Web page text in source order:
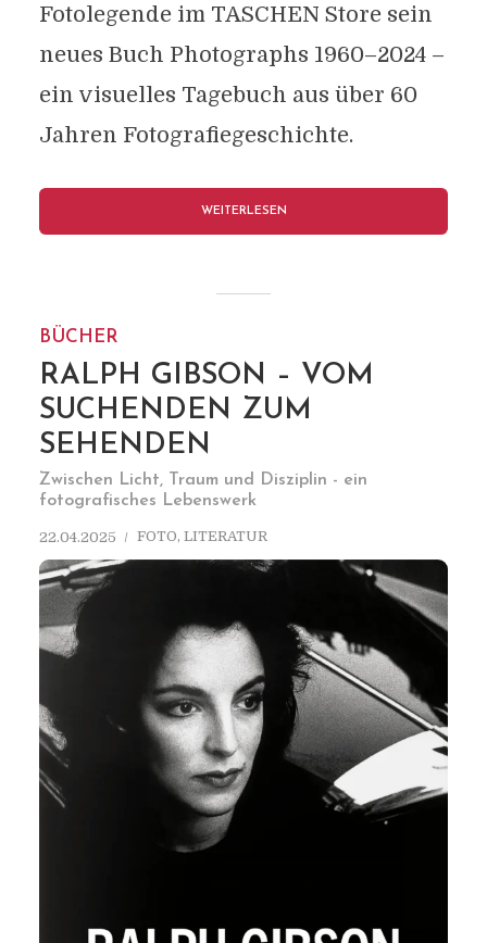
Fotolegende im TASCHEN Store sein
neues Buch Photographs 1960–2024 –
ein visuelles Tagebuch aus über 60
Jahren Fotografiegeschichte.
WEITERLESEN
BÜCHER
RALPH GIBSON – VOM
SUCHENDEN ZUM
SEHENDEN
Zwischen Licht, Traum und Disziplin - ein
fotografisches Lebenswerk
22.04.2025 FOTO, LITERATUR